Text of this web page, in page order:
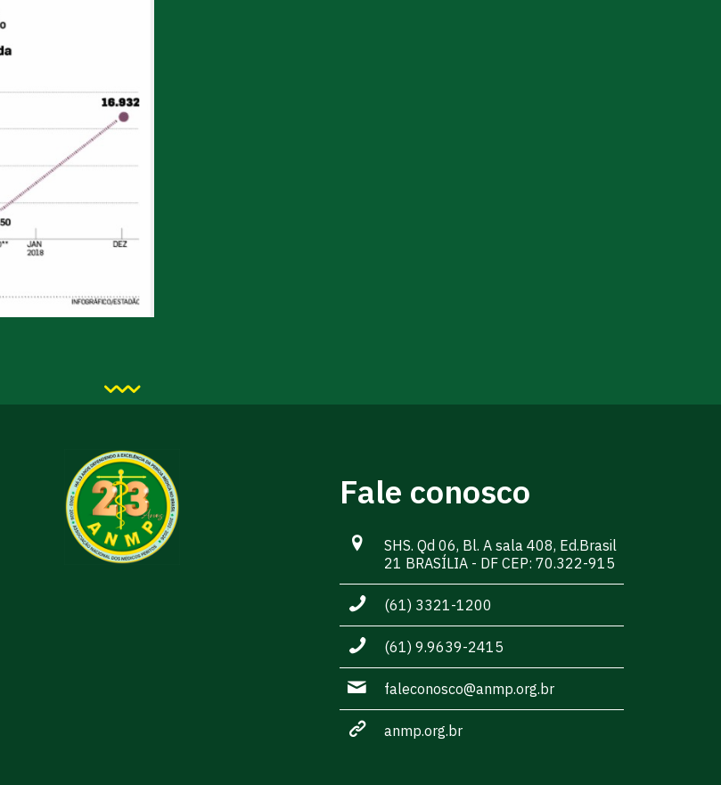
Fale conosco
SHS. Qd 06, Bl. A sala 408, Ed.Brasil
21 BRASÍLIA - DF CEP: 70.322-915
(61) 3321-1200
(61) 9.9639-2415
faleconosco@anmp.org.br
anmp.org.br